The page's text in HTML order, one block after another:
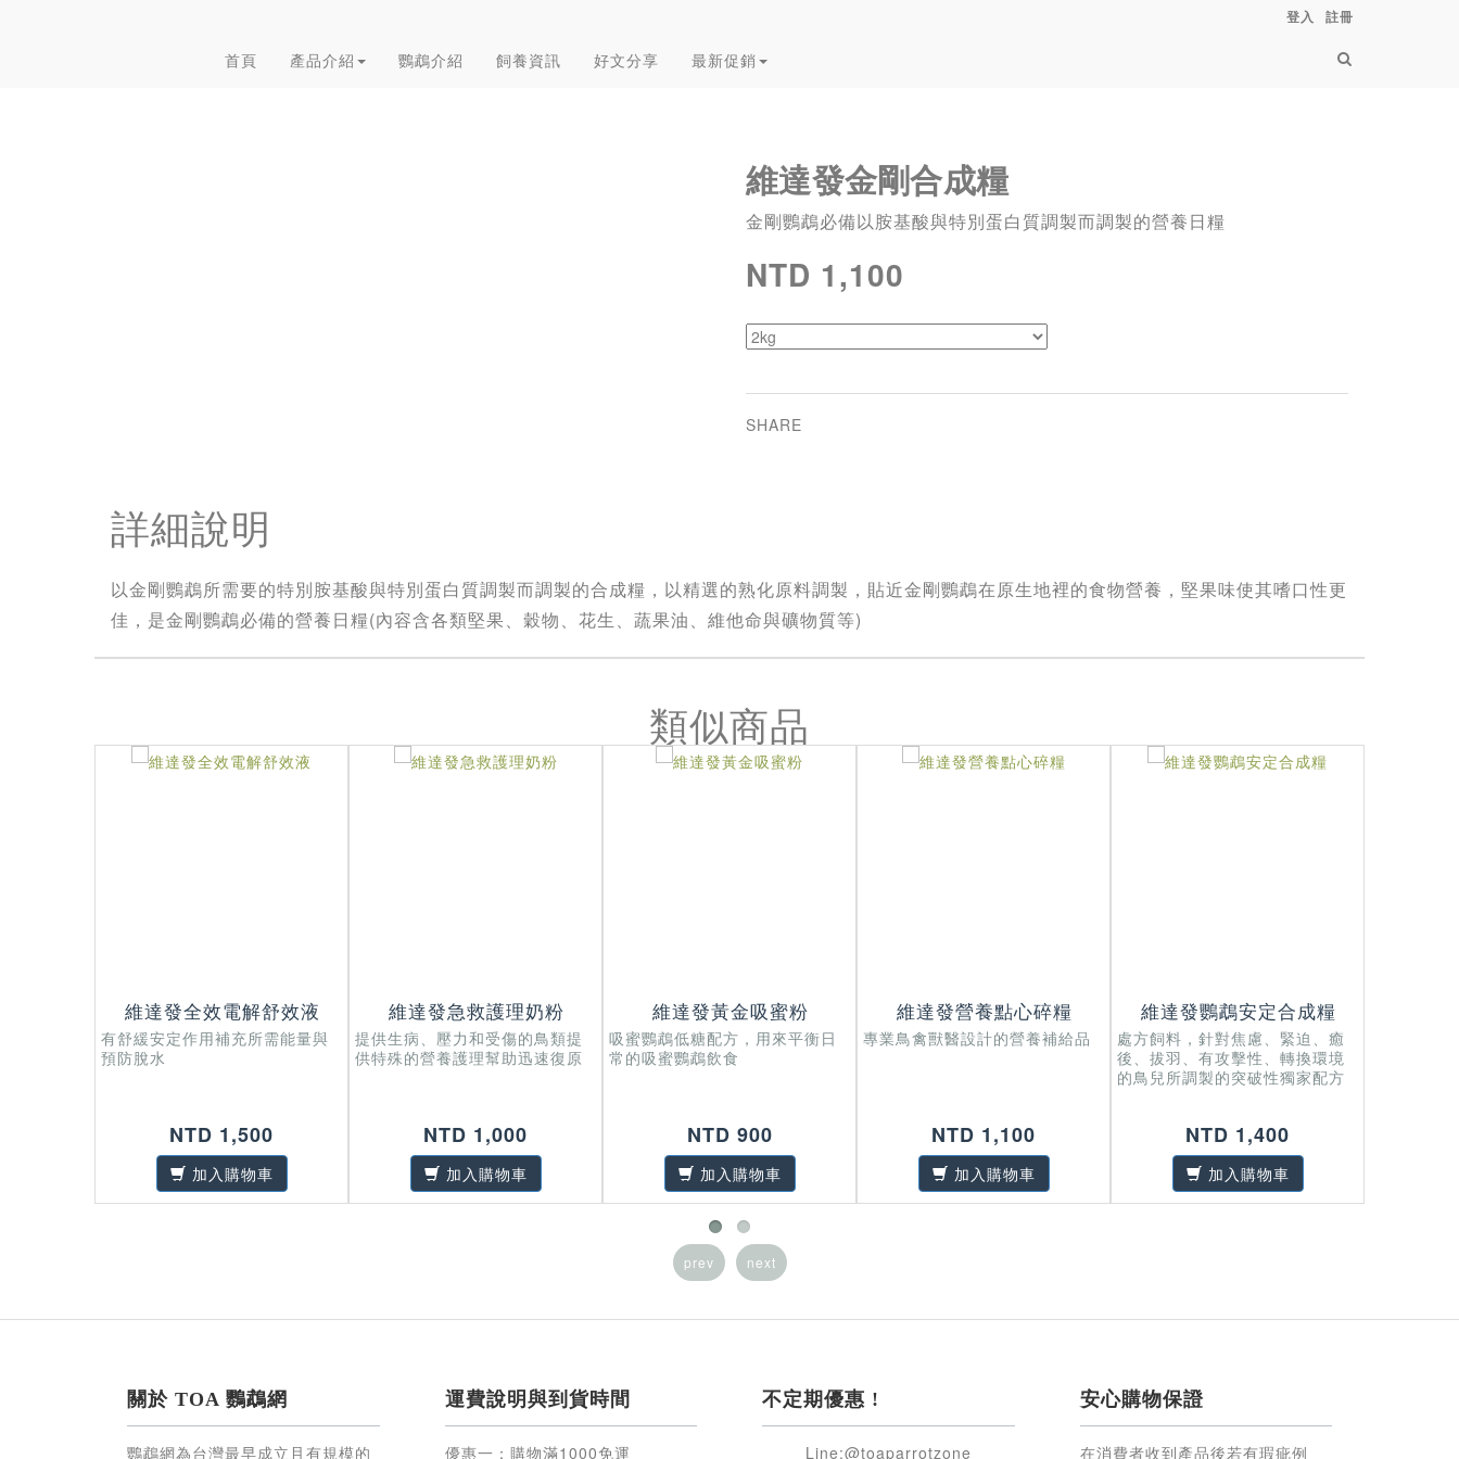
登入 註冊
首頁 產品介紹 鸚鵡介紹 飼養資訊 好文分享 最新促銷
維達發金剛合成糧
金剛鸚鵡必備以胺基酸與特別蛋白質調製而調製的營養日糧
NTD 1,100
SHARE
詳細說明
以金剛鸚鵡所需要的特別胺基酸與特別蛋白質調製而調製的合成糧，以精選的熟化原料調製，貼近金剛鸚鵡在原生地裡的食物營養，堅果味使其嗜口性更
佳，是金剛鸚鵡必備的營養日糧(內容含各類堅果、穀物、花生、蔬果油、維他命與礦物質等)
類似商品
維達發全效電解舒效液
有舒緩安定作用補充所需能量與
預防脫水
NTD 1,500
加入購物車
維達發急救護理奶粉
提供生病、壓力和受傷的鳥類提
供特殊的營養護理幫助迅速復原
NTD 1,000
加入購物車
維達發黃金吸蜜粉
吸蜜鸚鵡低糖配方，用來平衡日
常的吸蜜鸚鵡飲食
NTD 900
加入購物車
維達發營養點心碎糧
專業鳥禽獸醫設計的營養補給品
NTD 1,100
加入購物車
維達發鸚鵡安定合成糧
處方飼料，針對焦慮、緊迫、癒
後、拔羽、有攻擊性、轉換環境
的鳥兒所調製的突破性獨家配方
NTD 1,400
加入購物車
prev next
關於 TOA 鸚鵡網
鸚鵡網為台灣最早成立且有規模的
運費說明與到貨時間
優惠一：購物滿1000免運
不定期優惠 !
Line:@toaparrotzone
安心購物保證
在消費者收到產品後若有瑕疵例